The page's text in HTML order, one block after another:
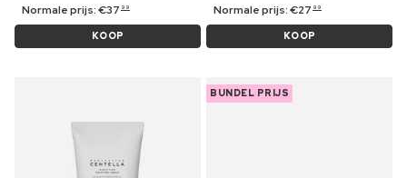
Normale prijs:€37 99
KOOP
Normale prijs:€27 99
KOOP
BUNDEL PRIJS